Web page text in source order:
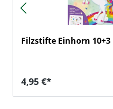
Filzstifte Einhorn
Regulärer Preis:
4,95 €*